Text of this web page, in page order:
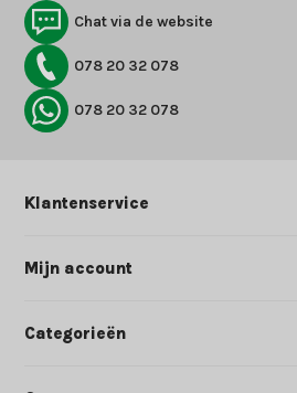
Chat via de website
078 20 32 078
078 20 32 078
Klantenservice
Mijn account
Categorieën